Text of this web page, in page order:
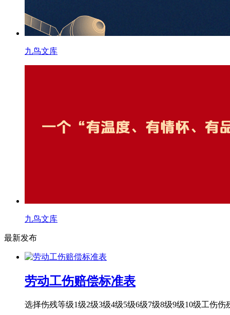
九鸟文库
九鸟文库
最新发布
劳动工伤赔偿标准表
选择伤残等级1级2级3级4级5级6级7级8级9级10级工伤